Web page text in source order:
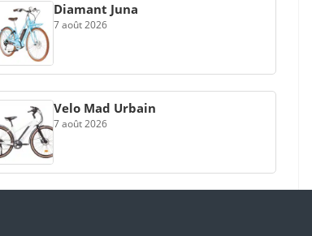
Diamant Juna
7 août 2026
Velo Mad Urbain
7 août 2026